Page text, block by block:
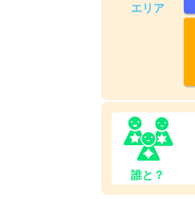
エリア
誰と？